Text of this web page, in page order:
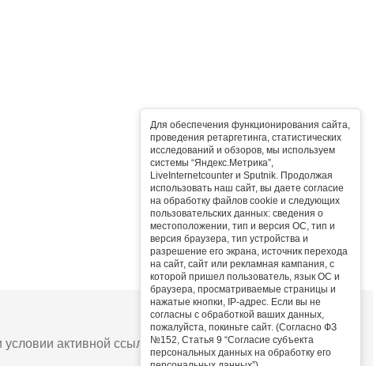
Для обеспечения функционирования сайта,
проведения ретаргетинга, статистических
исследований и обзоров, мы используем
системы “Яндекс.Метрика”,
LiveInternetcounter и Sputnik. Продолжая
использовать наш сайт, вы даете согласие
на обработку файлов cookie и следующих
пользовательских данных: сведения о
местоположении, тип и версия ОС, тип и
версия браузера, тип устройства и
разрешение его экрана, источник перехода
на сайт, сайт или рекламная кампания, с
которой пришел пользователь, язык ОС и
браузера, просматриваемые страницы и
нажатые кнопки, IP-адрес. Если вы не
согласны с обработкой ваших данных,
пожалуйста, покиньте сайт. (Согласно ФЗ
№152, Статья 9 “Согласие субъекта
персональных данных на обработку его
активной ссылки на сайт.